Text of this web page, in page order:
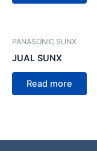
PANASONIC SUNX
JUAL SUNX
Read more